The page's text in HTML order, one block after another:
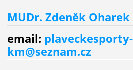
MUDr. Zdeněk Oharek
email: plaveckesporty-
km@seznam.cz